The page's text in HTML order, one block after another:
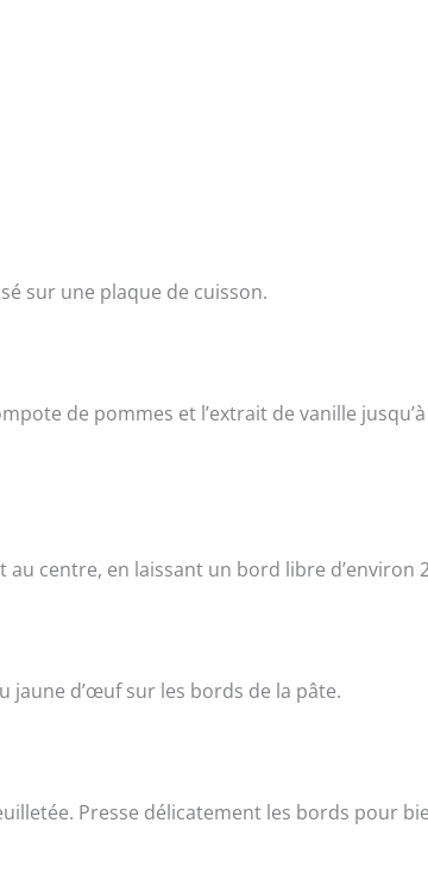
sur une plaque de cuisson.
de pommes et l’extrait de vanille jusqu’à
centre, en laissant un bord libre d’environ
jaune d’œuf sur les bords de la pâte.
Presse délicatement les bords pour